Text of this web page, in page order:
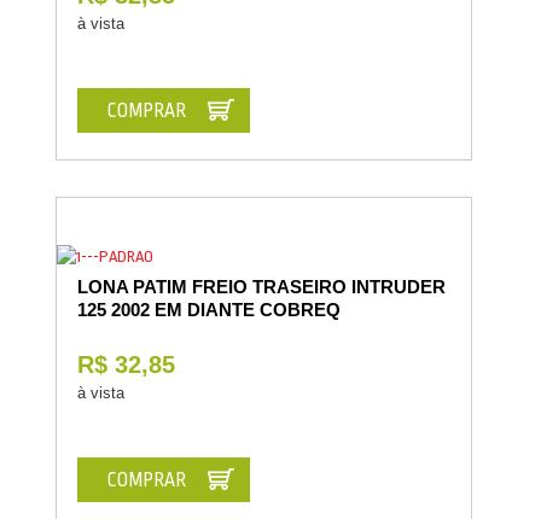
à vista
COMPRAR
LONA PATIM FREIO TRASEIRO INTRUDER
125 2002 EM DIANTE COBREQ
R$ 32,85
à vista
COMPRAR